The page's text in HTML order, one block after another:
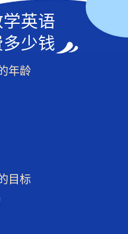
英语
少钱
年龄
目标